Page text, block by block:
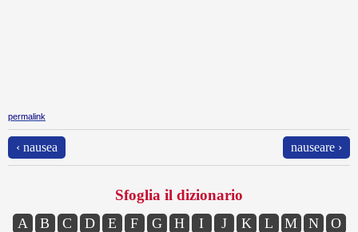
permalink
‹ nausea nauseare ›
Sfoglia il dizionario
A B C D E F G H I J K L M N
O